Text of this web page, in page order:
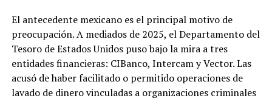
El antecedente mexicano es el principal motivo de
preocupación. A mediados de 2025, el Departamento del
Tesoro de Estados Unidos puso bajo la mira a tres
entidades financieras: CIBanco, Intercam y Vector. Las
acusó de haber facilitado o permitido operaciones de
lavado de dinero vinculadas a organizaciones criminales